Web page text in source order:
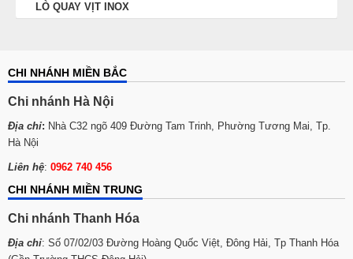
LÒ QUAY VỊT INOX
CHI NHÁNH MIỀN BẮC
Chi nhánh Hà Nội
Địa chỉ: Nhà C32 ngõ 409 Đường Tam Trinh, Phường Tương Mai, Tp.
Hà Nội
Liên hệ: 0962 740 456
CHI NHÁNH MIỀN TRUNG
Chi nhánh Thanh Hóa
Địa chỉ: Số 07/02/03 Đường Hoàng Quốc Việt, Đông Hải, Tp Thanh Hóa